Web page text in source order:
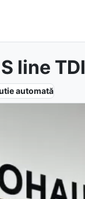
line TDI
automată